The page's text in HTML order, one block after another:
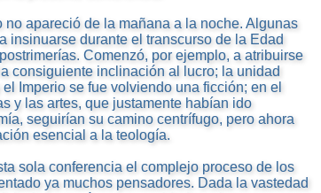
no apareció de la mañana a la noche. Algunas
insinuarse durante el transcurso de la Edad
Comenzó, por ejemplo, a atribuirse
consiguiente inclinación al lucro; la unidad
Imperio se fue volviendo una ficción; en el
y las artes, que justamente habían ido
seguirían su camino centrífugo, pero ahora
esencial a la teología.
sola conferencia el complejo proceso de los
ya muchos pensadores. Dada la vastedad